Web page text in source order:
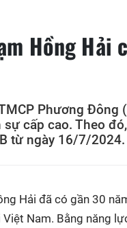
Hồng Hải
Phương Đông
sự cấp cao. Theo
từ ngày 16/7/2024.
Hải đã có gần 30
Việt Nam. Bằng năng